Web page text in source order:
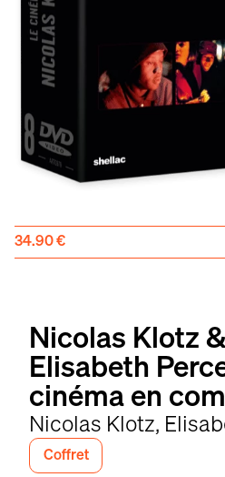
34.90€
Nicolas Klotz
Elisabeth
cinéma en
Nicolas Klotz,
Coffret